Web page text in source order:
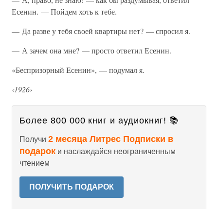
Есенин. — Пойдем хоть к тебе.
— Да разве у тебя своей квартиры нет? — спросил я.
— А зачем она мне? — просто ответил Есенин.
«Беспризорный Есенин», — подумал я.
‹1926›
Более 800 000 книг и аудиокниг! 📚
Получи 2 месяца Литрес Подписки в
подарок и наслаждайся неограниченным
чтением
ПОЛУЧИТЬ ПОДАРОК